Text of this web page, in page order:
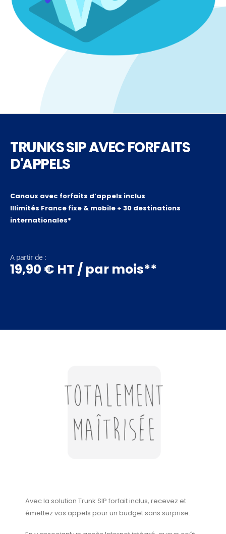
TRUNKS SIP AVEC FORFAITS
D'APPELS
Canaux avec forfaits d’appels inclus
Illimités France fixe & mobile + 30 destinations
internationales*
A partir de :
19,90 € HT / par mois**
Avec la solution Trunk SIP forfait inclus, recevez et
émettez vos appels pour un budget sans surprise.